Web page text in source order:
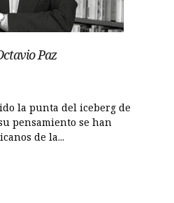
Paz
la punta del iceberg de
pensamiento se han
de la...